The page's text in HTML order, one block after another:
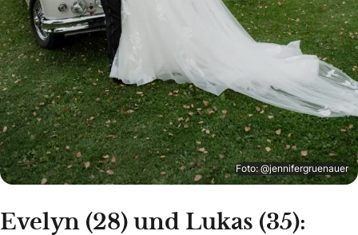
Foto: @jennifergruenauer
Evelyn (28) und Lukas (35):